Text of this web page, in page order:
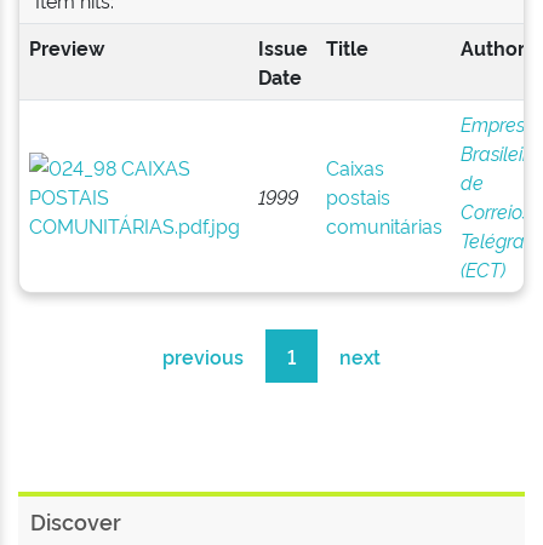
Preview
Issue
Date
Title
1999
Caixas
postais
comunitárias
Empresa
Brasileira
de
Correios
(ECT)
previous 1 next
Discover